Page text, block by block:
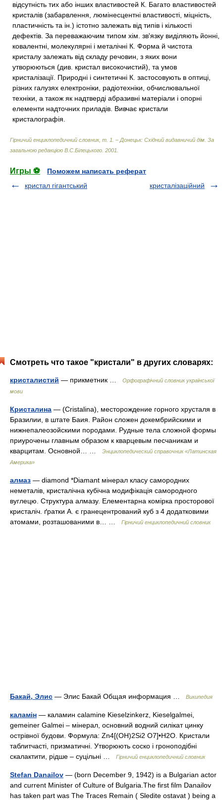
відсутність тих або інших властивостей К. Багато властивостей
кристалів (забарвлення, люмінесцентні властивості, міцність,
пластичність та ін.) істотно залежать від типів і кількості
дефектів. За переважаючим типом хім. зв'язку виділяють йонні,
ковалентні, молекулярні і металічні К. Форма й чистота
кристалу залежать від складу речовин, з яких вони
утворюються (див. кристал високочистий), та умов
кристалізації. Природні і синтетичні К. застосовують в оптиці,
різних галузях електроніки, радіотехніки, обчислювальної
техніки, а також як надтверді абразивні матеріали і опорні
елементи надточних приладів. Вивчає кристали
кристалографія.
Гірничий енциклопедичний словник, т. 1. – Донецьк: Східний видавничий дім За
загальною редакцією В.С.Білецького 2001
Игры ⚽
Поможем написать реферат
кристал гігантський
кристалізаційний
Смотреть что такое "кристали" в других словарях:
кристалистий — прикметник …
Орфографічний словник української
мови
Кристалина — (Cristalina), месторождение горного хрусталя в
Бразилии, в штате Баия. Район сложен докембрийскими и
нижнепалеозойскими породами. Рудные тела сложной формы
приурочены главным образом к кварцевым песчаникам и
кварцитам. Основной… …
Энциклопедический справочник «Латинская
Америка»
алмаз — diamond *Diamant мінерал класу самородних
неметалів, кристалічна кубічна модифікація самородного
вуглецю. Структура алмазу. Елементарна комірка просторової
кристаліч. ґратки А. є гранецентрований куб з 4 додатковими
атомами, розташованими в… …
Гірничий енциклопедичний словник
Бакай, Элис — Элис Бакай Общая информация … Википедия
каламін — каламин calamine Kieselzinkerz, Kieselgalmei,
gemeiner Galmei – мінерал, основний водний силікат цинку
острівної будови. Формула: Zn4[(OH)2Si2 O7]•H2O. Кристали
таблитчасті, призматичні. Утворюють соско і гроноподібні
скалактити, рідше – суцільні …
Гірничий енциклопедичний словник
Stefan Danailov — (born December 9, 1942) is a Bulgarian actor
and current Minister of Culture of Bulgaria.The first film Danailov
has taken part was The Traces Remain ( Sledite ostavat ) being a